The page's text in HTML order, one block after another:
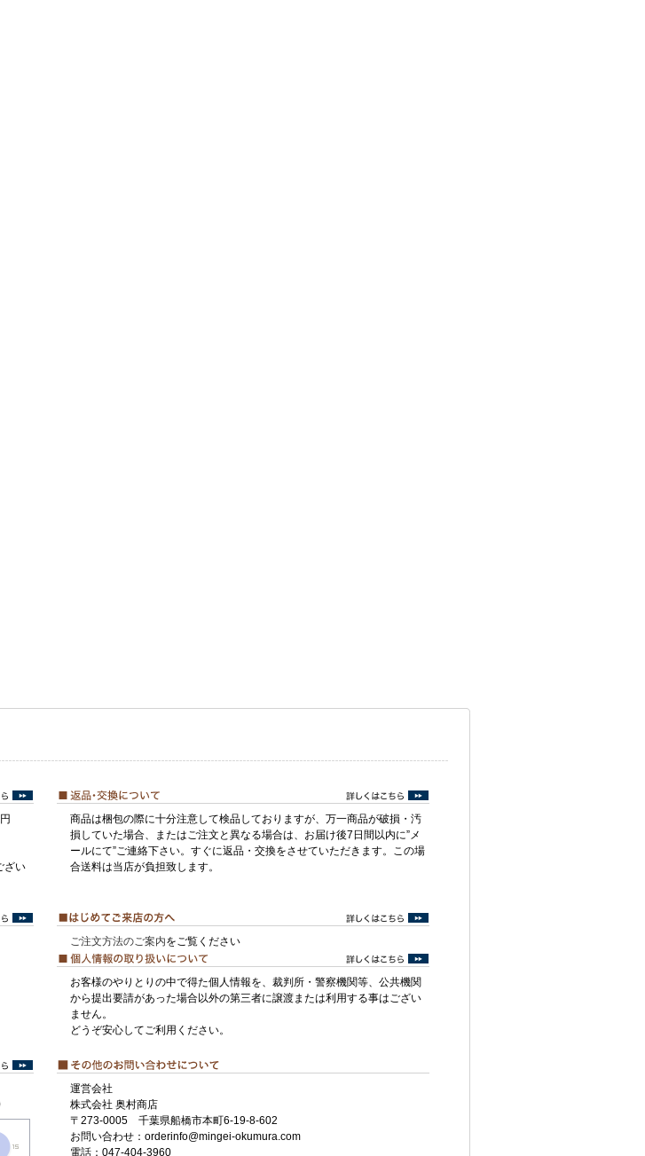
ざい
商品は梱包の際に十分注意して検品しておりますが、万一商品が破損・汚
損していた場合、またはご注文と異なる場合は、お届け後7日間以内に”メ
ールにて”ご連絡下さい。すぐに返品・交換をさせていただきます。この場
合送料は当店が負担致します。
ご注文方法のご案内をご覧ください
お客様のやりとりの中で得た個人情報を、裁判所・警察機関等、公共機関
から提出要請があった場合以外の第三者に譲渡または利用する事はござい
ません。
どうぞ安心してご利用ください。
運営会社
株式会社 奥村商店
〒273-0005 千葉県船橋市本町6-19-8-602
お問い合わせ：orderinfo@mingei-okumura.com
電話：047-404-3960